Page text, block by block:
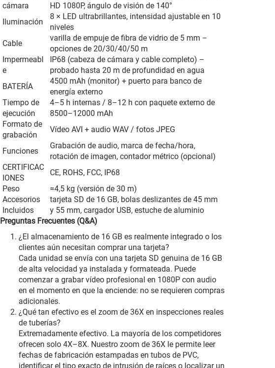
cámara
HD 1080P, ángulo de visión de 140°
Iluminación
8 × LED ultrabrillantes, intensidad ajustable en 10
niveles
Cable
varilla de empuje de fibra de vidrio de 5 mm –
opciones de 20/30/40/50 m
Impermeabl
e
IP68 (cabeza de cámara y cable completo) –
probado hasta 20 m de profundidad en agua
BATERÍA
4500 mAh (monitor) + puerto para banco de
energía externo
Tiempo de
ejecución
4–5 h internas / 8–12 h con paquete externo de
8500–12000 mAh
Formato de
grabación
Vídeo AVI + audio WAV / fotos JPEG
Funciones
Grabación de audio, marca de fecha/hora,
rotación de imagen, contador métrico (opcional)
CERTIFICAC
IONES
CE, ROHS, FCC, IP68
Peso
≈4,5 kg (versión de 30 m)
Accesorios
Incluidos
tarjeta SD de 16 GB, bolas deslizantes de 45 mm
y 55 mm, cargador USB, estuche de aluminio
Preguntas Frecuentes (Q&A)
¿El almacenamiento de 16 GB es realmente integrado o los
clientes aún necesitan comprar una tarjeta?
Cada unidad se envía con una tarjeta SD genuina de 16 GB
de alta velocidad ya instalada y formateada. Puede
comenzar a grabar vídeo profesional en 1080P con audio
en el momento en que la enciende: no se requieren compras
adicionales.
¿Qué tan efectivo es el zoom de 36X en inspecciones reales
de tuberías?
Extremadamente efectivo. La mayoría de los competidores
ofrecen solo 4X–8X. Nuestro zoom de 36X le permite leer
fechas de fabricación estampadas en tubos de PVC,
identificar el tipo exacto de intrusión de raíces o localizar un